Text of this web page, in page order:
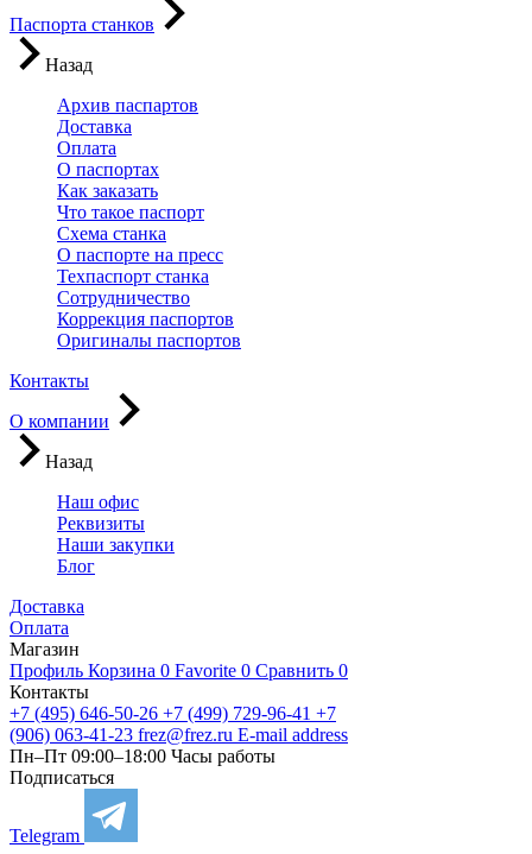
Паспорта станков
Назад
Архив паспартов
Доставка
Оплата
О паспортах
Как заказать
Что такое паспорт
Схема станка
О паспорте на пресс
Техпаспорт станка
Сотрудничество
Коррекция паспортов
Оригиналы паспортов
Контакты
О компании
Назад
Наш офис
Реквизиты
Наши закупки
Блог
Доставка
Оплата
Магазин
Профиль Корзина 0 Favorite 0 Сравнить 0
Контакты
+7 (495) 646-50-26 +7 (499) 729-96-41 +7
(906) 063-41-23 frez@frez.ru E-mail address
Пн–Пт 09:00–18:00 Часы работы
Подписаться
Telegram